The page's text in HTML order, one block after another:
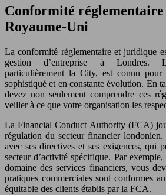
Conformité
Royaume-Uni
La conformité réglementaire et juridique
gestion d’entreprise à Londres.
particulièrement la City, est connu pour
sophistiqué et en constante évolution. En
devez non seulement comprendre ces
veiller à ce que votre organisation les
La Financial Conduct Authority (FCA)
régulation du secteur financier
avec ses directives et ses exigences, qui
secteur d’activité spécifique. Par
domaine des services financiers, vous
pratiques commerciales sont conformes
équitable des clients établis par la FCA.